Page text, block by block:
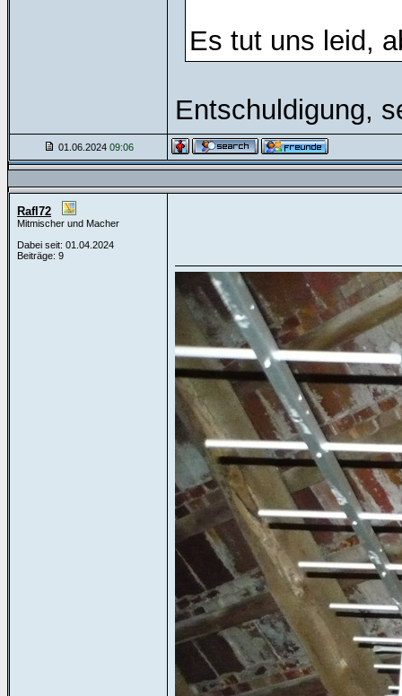
Es tut uns leid,
Entschuldigung,
01.06.2024 09:06
Rafl72
Mitmischer und Macher
Dabei seit: 01.04.2024
Beiträge: 9